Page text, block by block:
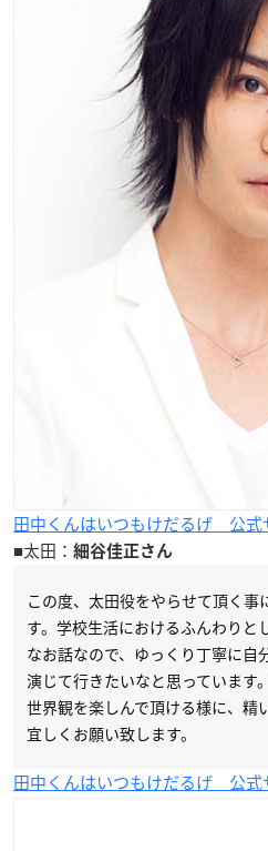
田中くんはいつもけだるげ 公式
■太田： 細谷佳正さん
この度、太田役をやらせて頂く事
す。学校生活におけるふんわりと
なお話なので、ゆっくり丁寧に自
演じて行きたいなと思っています
世界観を楽しんで頂ける様に、精
宜しくお願い致します。
田中くんはいつもけだるげ 公式